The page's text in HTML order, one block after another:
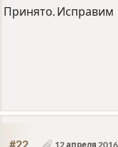
Принято. Исправим
#22 12 апреля